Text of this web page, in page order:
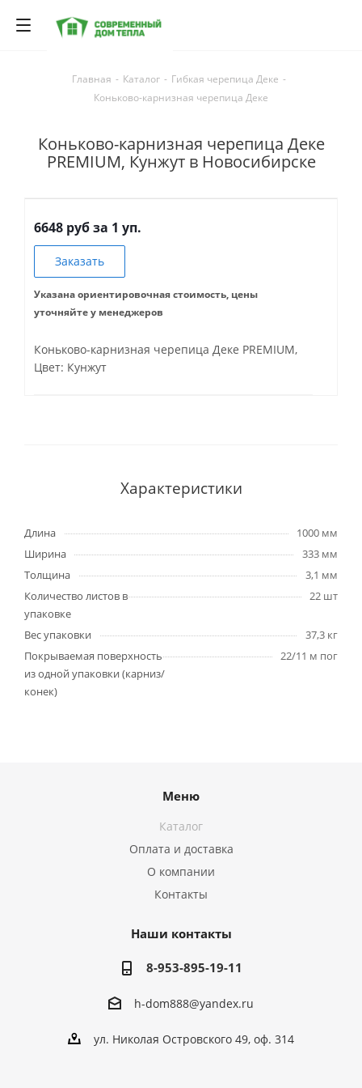
Главная - Каталог - Гибкая черепица Деке -
Коньково-карнизная черепица Деке
Коньково-карнизная черепица Деке
PREMIUM, Кунжут в Новосибирске
6648 руб за 1 уп.
Заказать
Указана ориентировочная стоимость, цены
уточняйте у менеджеров
Коньково-карнизная черепица Деке PREMIUM,
Цвет: Кунжут
Характеристики
Длина
1000 мм
Ширина
333 мм
Толщина
3,1 мм
Количество листов в
упаковке
22 шт
Вес упаковки
37,3 кг
Покрываемая поверхность
из одной упаковки (карниз/
конек)
22/11 м пог
Меню
Каталог
Оплата и доставка
О компании
Контакты
Наши контакты
8-953-895-19-11
h-dom888@yandex.ru
ул. Николая Островского 49, оф. 314